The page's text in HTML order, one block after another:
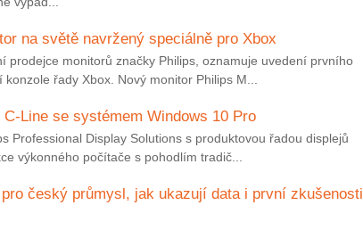
na světě navržený speciálně pro Xbox
prodejce monitorů značky Philips, oznamuje uvedení prvního
řady Xbox. Nový monitor Philips M...
Line se systémem Windows 10 Pro
Professional Display Solutions s produktovou řadou displejů
výkonného počítače s pohodlím tradič...
český průmysl, jak ukazují data i první zkušenosti